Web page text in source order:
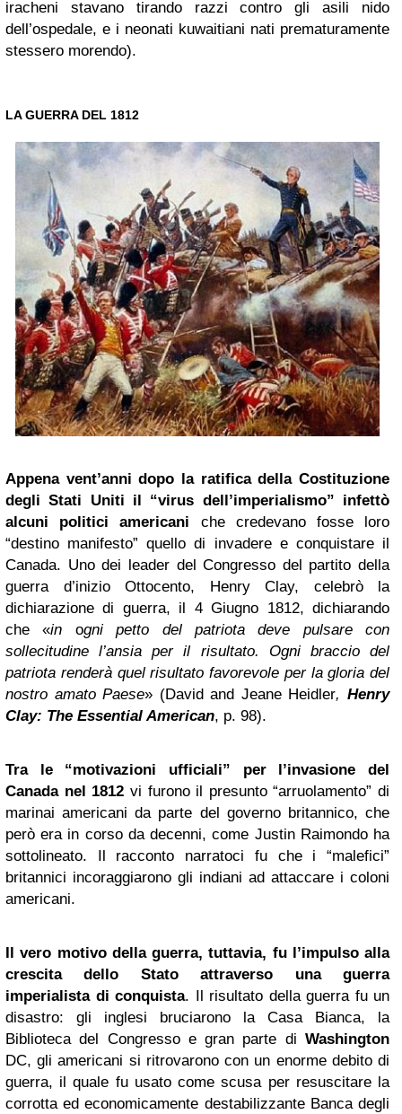
iracheni stavano tirando razzi contro gli asili nido
dell’ospedale, e i neonati kuwaitiani nati prematuramente
stessero morendo).
LA GUERRA DEL 1812
Appena vent’anni dopo la ratifica della Costituzione
degli Stati Uniti il “virus dell’imperialismo” infettò
alcuni politici americani che credevano fosse loro
“destino manifesto” quello di invadere e conquistare il
Canada. Uno dei leader del Congresso del partito della
guerra d’inizio Ottocento, Henry Clay, celebrò la
dichiarazione di guerra, il 4 Giugno 1812, dichiarando
che «in ogni petto del patriota deve pulsare con
sollecitudine l’ansia per il risultato. Ogni braccio del
patriota renderà quel risultato favorevole per la gloria del
nostro amato Paese» (David and Jeane Heidler,Henry
Clay: The Essential American, p. 98).
Tra le “motivazioni ufficiali” per l’invasione del
Canada nel 1812 vi furono il presunto “arruolamento” di
marinai americani da parte del governo britannico, che
però era in corso da decenni, come Justin Raimondo ha
sottolineato. Il racconto narratoci fu che i “malefici”
britannici incoraggiarono gli indiani ad attaccare i coloni
americani.
Il vero motivo della guerra, tuttavia, fu l’impulso alla
crescita dello Stato attraverso una guerra
imperialista di conquista. Il risultato della guerra fu un
disastro: gli inglesi bruciarono la Casa Bianca, la
Biblioteca del Congresso e gran parte di Washington
DC, gli americani si ritrovarono con un enorme debito di
guerra, il quale fu usato come scusa per resuscitare la
corrotta ed economicamente destabilizzante Banca degli